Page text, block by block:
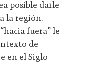
posible darle
la región.
fuera” le
de
en el Siglo